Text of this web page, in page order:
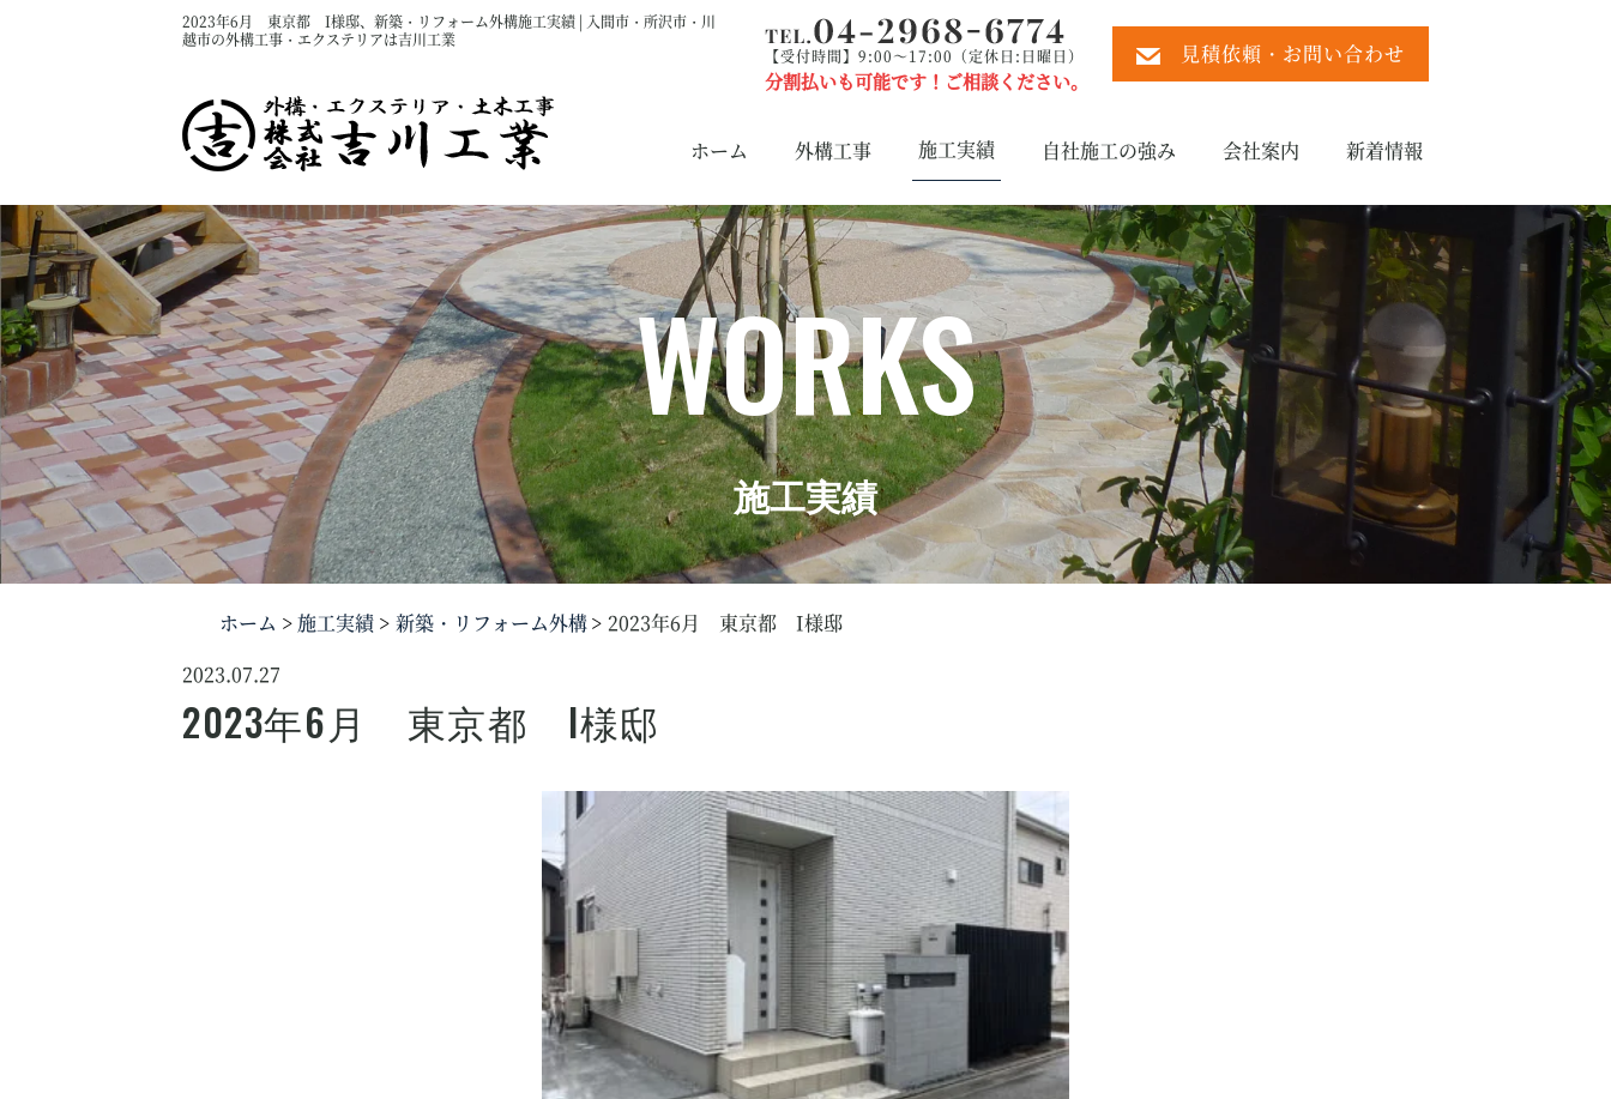
2023年6月 東京都 I様邸、新築・リフォーム外構施工実績 | 入間市・所沢市・川
越市の外構工事・エクステリアは吉川工業
【受付時間】9:00～17:00（定休日:日曜日）
分割払いも可能です！ご相談ください。
見積依頼・お問い合わせ
ホーム 外構工事 施工実績 自社施工の強み 会社案内 新着情報
WORKS
施工実績
ホーム 施工実績 新築・リフォーム外構
2023年6月 東京都 I様邸
2023.07.27
2023年6月 東京都 I様邸